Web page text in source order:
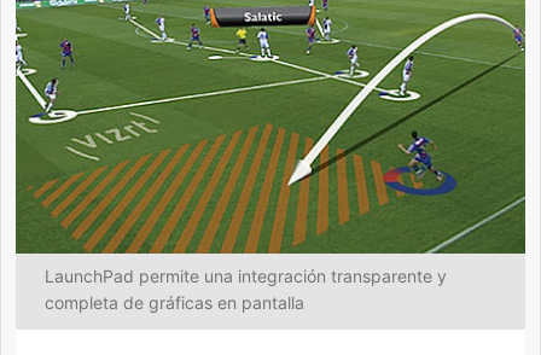
LaunchPad permite una integración transparente y
completa de gráficas en pantalla